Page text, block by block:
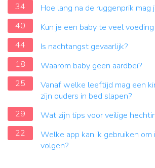
34
Hoe lang na de ruggenprik mag
40
Kun je een baby te veel
44
Is nachtangst gevaarlijk?
18
Waarom baby geen aardbei?
25
Vanaf welke leeftijd mag een
zijn ouders in bed slapen?
29
Wat zijn tips voor veilige
22
Welke app kan ik gebruiken om
volgen?